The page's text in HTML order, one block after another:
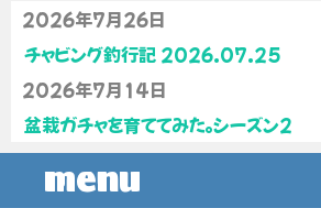
2026年7月26日
チャビング釣行記 2026.07.25
2026年7月14日
盆栽ガチャを育ててみた。シーズン2
menu